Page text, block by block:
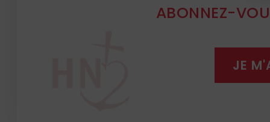
| Pourquoi est-il si important
édifices et de leurs diverses
revêt le prêtre pour officier,
ABONNEZ-
JE